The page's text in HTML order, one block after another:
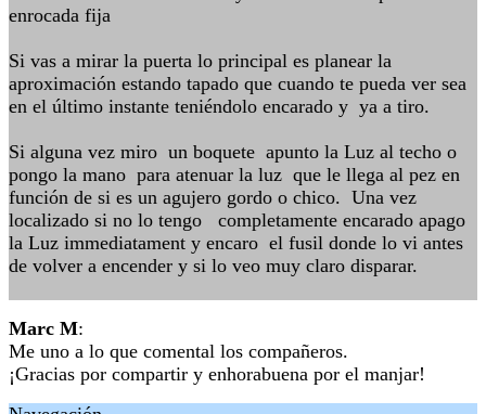
enrocada fija
Si vas a mirar la puerta lo principal es planear la
aproximación estando tapado que cuando te pueda ver sea
en el último instante teniéndolo encarado y ya a tiro.
Si alguna vez miro un boquete apunto la Luz al techo o
pongo la mano para atenuar la luz que le llega al pez en
función de si es un agujero gordo o chico. Una vez
localizado si no lo tengo completamente encarado apago
la Luz immediatament y encaro el fusil donde lo vi antes
de volver a encender y si lo veo muy claro disparar.
Marc M:
Me uno a lo que comental los compañeros.
¡Gracias por compartir y enhorabuena por el manjar!